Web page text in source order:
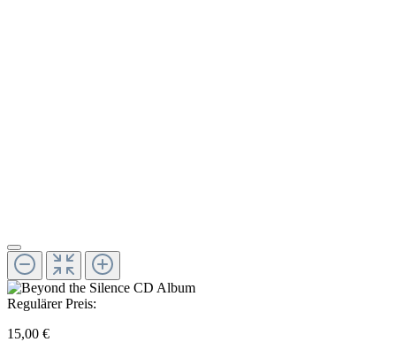
Regulärer Preis:
15,00 €